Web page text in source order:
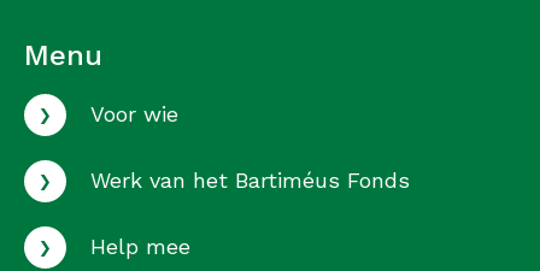
Menu
› Voor wie
› Werk van het Bartiméus Fonds
› Help mee